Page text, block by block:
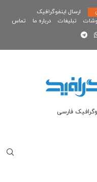
ارسال اینفوگرافیک
تبلیغات درباره ما تماس
فارسی